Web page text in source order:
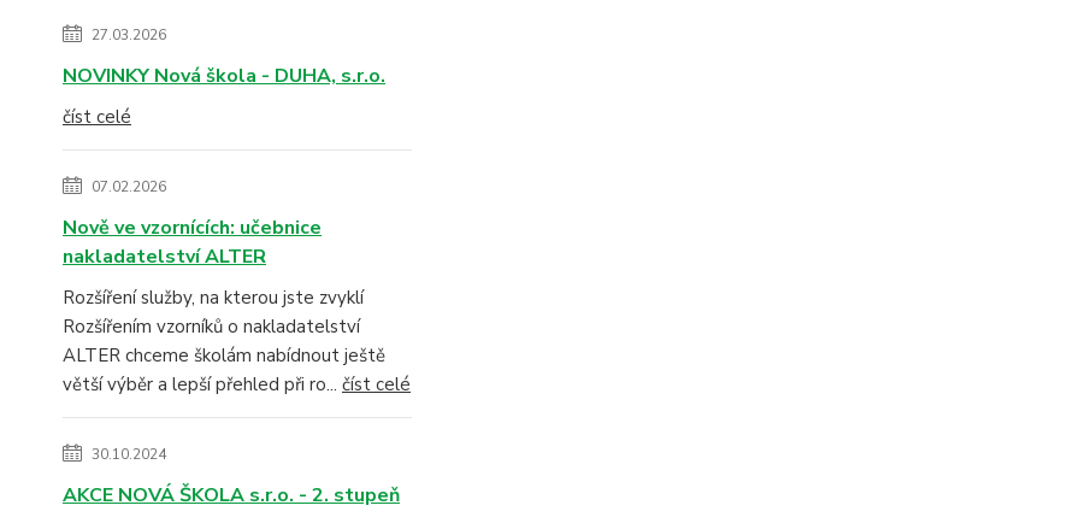
27.03.2026
NOVINKY Nová škola - DUHA, s.r.o.
číst celé
07.02.2026
Nově ve vzornících: učebnice
nakladatelství ALTER
Rozšíření služby, na kterou jste zvyklí
Rozšířením vzorníků o nakladatelství
ALTER chceme školám nabídnout ještě
větší výběr a lepší přehled při ro... číst celé
30.10.2024
AKCE NOVÁ ŠKOLA s.r.o. - 2. stupeň